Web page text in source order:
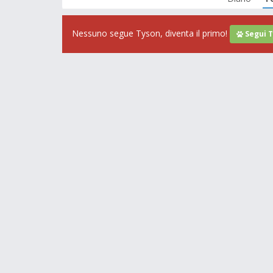
Nessuno segue Tyson, diventa il primo! Segui